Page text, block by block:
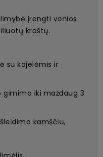
įrengti vonios
kraštų.
su kojelėmis ir
iki maždaug 3
kamščiu,